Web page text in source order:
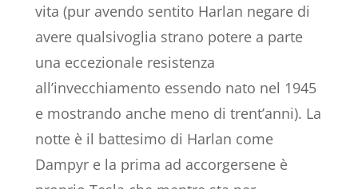
vita (pur avendo sentito Harlan negare di
avere qualsivoglia strano potere a parte
una eccezionale resistenza
all’invecchiamento essendo nato nel 1945
e mostrando anche meno di trent’anni). La
notte è il battesimo di Harlan come
Dampyr e la prima ad accorgersene è